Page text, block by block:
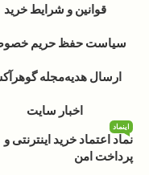
قوانین و شرایط خرید
سیاست حفظ حریم
ارسال هدیهمجله
اخبار سایت
نماد اعتماد خرید اینترنتی و
پرداخت امن
اینماد